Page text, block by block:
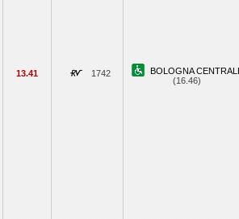
13.41 1742
BOLOGNA
(16.46)